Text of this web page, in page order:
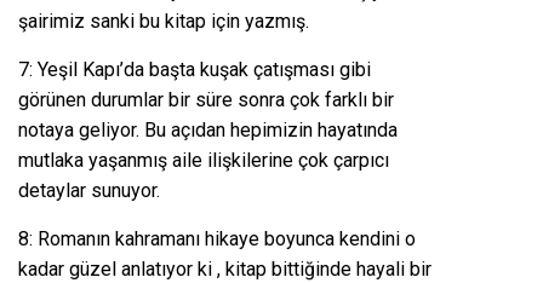
şairimiz sanki bu kitap için yazmış.
7: Yeşil Kapı’da başta kuşak çatışması gibi
görünen durumlar bir süre sonra çok farklı bir
notaya geliyor. Bu açıdan hepimizin hayatında
mutlaka yaşanmış aile ilişkilerine çok çarpıcı
detaylar sunuyor.
8: Romanın kahramanı hikaye boyunca kendini o
kadar güzel anlatıyor ki , kitap bittiğinde hayali bir